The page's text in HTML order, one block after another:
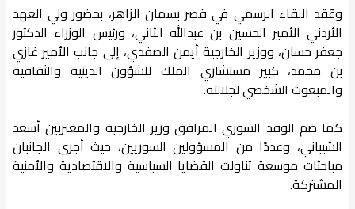
وعُقد اللقاء الرسمي في قصر بسمان الزاهر، بحضور ولي العهد
الأردني الأمير الحسين بن عبدالله الثاني، ورئيس الوزراء الدكتور
جعفر حسان، ووزير الخارجية أيمن الصفدي، إلى جانب الأمير غازي
بن محمد، كبير مستشاري الملك للشؤون الدينية والثقافية
والمبعوث الشخصي لجلالته.
كما ضم الوفد السوري المرافق وزير الخارجية والمغتربين أسعد
الشيباني، وعددًا من المسؤولين السوريين، حيث أجرى الجانبان
مباحثات موسعة تناولت القضايا السياسية والاقتصادية والأمنية
المشتركة.